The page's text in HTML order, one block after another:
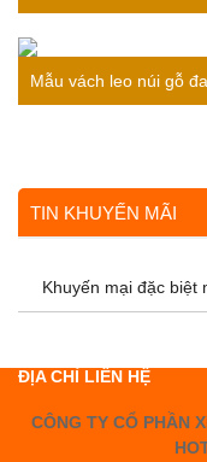
Mẫu vách leo núi gỗ
TIN KHUYẾN MÃI
Khuyến mại đặc biệt
ĐỊA CHỈ LIÊN HỆ
CÔNG TY CỔ PHẦN